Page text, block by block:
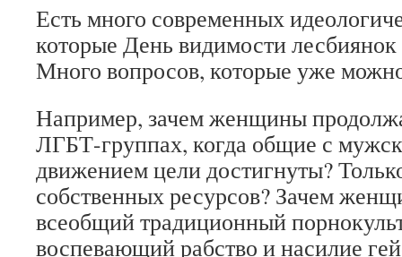
Есть много современных
которые День видимости лесбиянок
Много вопросов, которые уже
Например, зачем женщины
ЛГБТ-группах, когда общие с
движением цели достигнуты?
собственных ресурсов? Зачем
всеобщий традиционный
воспевающий рабство и насилие